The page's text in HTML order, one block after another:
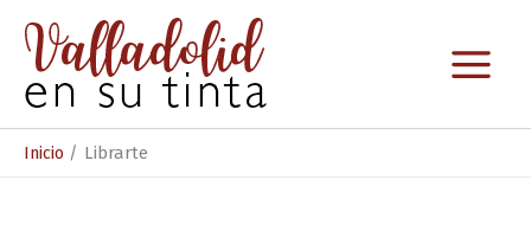
contenido
Inicio Librarte